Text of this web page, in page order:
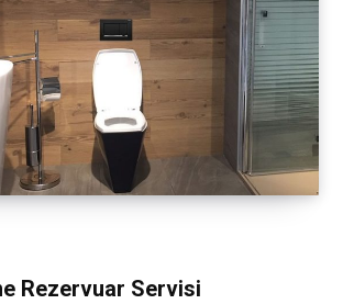
Rezervuar Servisi